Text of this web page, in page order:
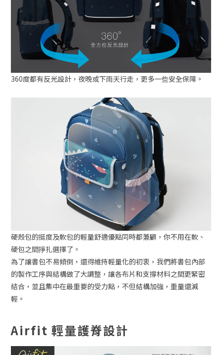
360度都有反光設計，夜晚或下雨天行走，更多一些安全保障。
硬殼包的挺度及軟包的輕量舒適優點同時都兼顧，你不用在軟、
硬包之間掙扎選擇了。
為了讓書包不易傾倒，還得維持輕量化的初衷，我們將書包內部
的製作工序與結構做了大調整，讓各布片和支撐材料之間更緊密
結合，並且集中在最重要的受力點，不但結構加強，重量還減
輕。
Airfit 輕量護脊設計